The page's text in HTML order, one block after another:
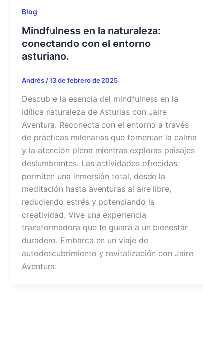
Blog
Mindfulness en la naturaleza:
conectando con el entorno
asturiano.
Andrés/13 de febrero de 2025
Descubre la esencia del mindfulness en la
idílica naturaleza de Asturias con Jaire
Aventura. Reconecta con el entorno a través
de prácticas milenarias que fomentan la calma
y la atención plena mientras exploras paisajes
deslumbrantes. Las actividades ofrecidas
permiten una inmersión total, desde la
meditación hasta aventuras al aire libre,
reduciendo estrés y potenciando la
creatividad. Vive una experiencia
transformadora que te guiará a un bienestar
duradero. Embarca en un viaje de
autodescubrimiento y revitalización con Jaire
Aventura.